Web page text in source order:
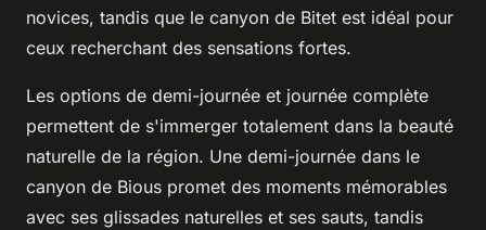
novices, tandis que le canyon de Bitet est idéal pour
ceux recherchant des sensations fortes.
Les options de demi-journée et journée complète
permettent de s'immerger totalement dans la beauté
naturelle de la région. Une demi-journée dans le
canyon de Bious promet des moments mémorables
avec ses glissades naturelles et ses sauts, tandis